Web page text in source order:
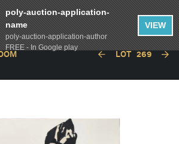
LOT 269
poly-auction-application-
name
poly-auction-application-author
FREE - In Google play
VIEW